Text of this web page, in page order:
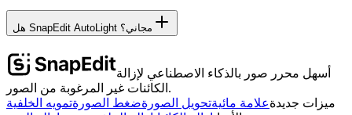
هل SnapEdit AutoLight مجاني؟
أسهل محرر صور بالذكاء الاصطناعي لإزالة
الكائنات غير المرغوبة من الصور.
ميزات جديدةعلامة مائيةتحويل الصورةضغط الصورةتمويه الخلفية